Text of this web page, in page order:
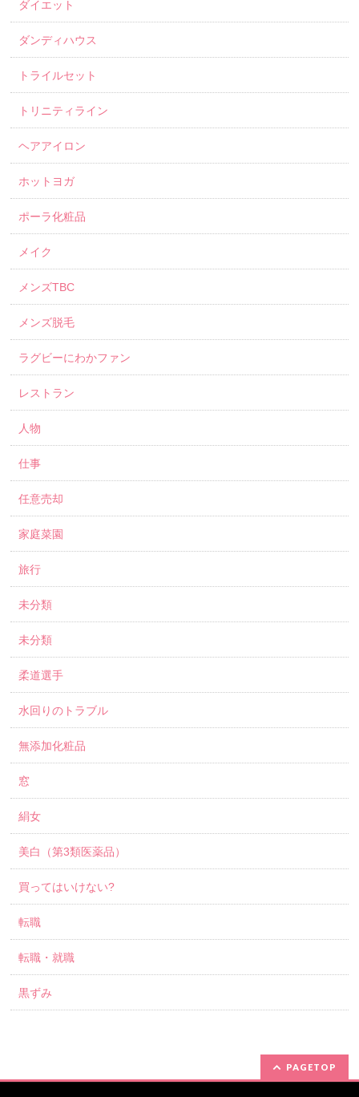
ダイエット
ダンディハウス
トライルセット
トリニティライン
ヘアアイロン
ホットヨガ
ポーラ化粧品
メイク
メンズTBC
メンズ脱毛
ラグビーにわかファン
レストラン
人物
仕事
任意売却
家庭菜園
旅行
未分類
未分類
柔道選手
水回りのトラブル
無添加化粧品
窓
絹女
美白（第3類医薬品）
買ってはいけない?
転職
転職・就職
黒ずみ
PAGETOP